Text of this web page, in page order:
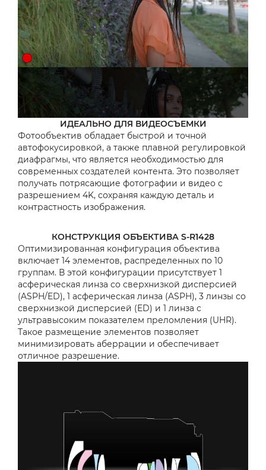
ИДЕАЛЬНО ДЛЯ ВИДЕОСЪЕМКИ
Фотообъектив обладает быстрой и точной
автофокусировкой, а также плавной регулировкой
диафрагмы, что является необходимостью для
современных создателей контента. Это позволяет
получать потрясающие фотографии и видео с
разрешением 4K, сохраняя каждую деталь и
контрастность изображения.
КОНСТРУКЦИЯ ОБЪЕКТИВА S-R1428
Оптимизированная конфигурация объектива
включает 14 элементов, распределенных по 10
группам. В этой конфигурации присутствует 1
асферическая линза со сверхнизкой дисперсией
(ASPH/ED), 1 асферическая линза (ASPH), 3 линзы со
сверхнизкой дисперсией (ED) и 1 линза с
ультравысоким показателем преломления (UHR).
Такое размещение элементов позволяет
минимизировать аберрации и обеспечивает
отличное разрешение.